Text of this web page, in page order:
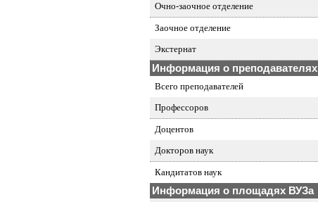
Очно-заочное отделение
Заочное отделение
Экстернат
Информация о преподавателях
Всего преподавателей
Профессоров
Доцентов
Докторов наук
Кандитатов наук
Информация о площадях ВУЗа